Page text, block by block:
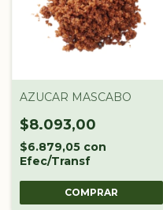
AZUCAR MASCABO
$8.093,00
$6.879,05 con
Efec/Transf
COMPRAR